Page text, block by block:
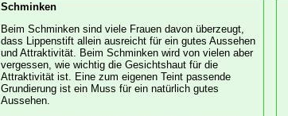
Schminken
Beim Schminken sind viele Frauen davon überzeugt,
dass Lippenstift allein ausreicht für ein gutes Aussehen
und Attraktivität. Beim Schminken wird von vielen aber
vergessen, wie wichtig die Gesichtshaut für die
Attraktivität ist. Eine zum eigenen Teint passende
Grundierung ist ein Muss für ein natürlich gutes
Aussehen.